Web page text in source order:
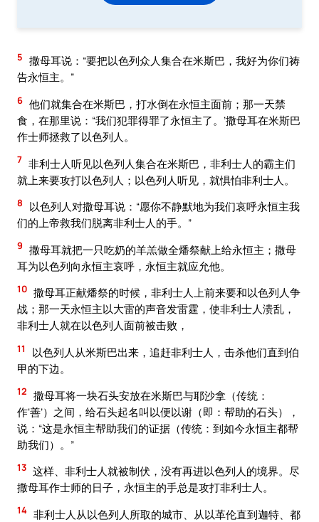
5 撒母耳说：“要把以色列众人集合在米斯巴，我好为你们祷
告永恒主。”
6 他们就集合在米斯巴，打水倒在永恒主面前；那一天禁
食，在那里说：“我们犯罪得罪了永恒主了。’撒母耳在米斯巴
作士师拯救了以色列人。
7 非利士人听见以色列人集合在米斯巴，非利士人的霸主们
就上来要攻打以色列人；以色列人听见，就惧怕非利士人。
8
以色列人对撒母耳说：“愿你不静默地为我们哀呼永恒主我
们的上帝救我们脱离非利士人的手。”
9 撒母耳就把一只吃奶的羊羔做全燔祭献上给永恒主；撒母
耳为以色列向永恒主哀呼，永恒主就应允他。
10 撒母耳正献燔祭的时候，非利士人上前来要和以色列人争
战；那一天永恒主以大雷的声音发雷霆，使非利士人溃乱，
非利士人就在以色列人面前被击败，
11
以色列人从米斯巴出来，追赶非利士人，击杀他们直到伯
甲的下边。
12 撒母耳将一块石头安放在米斯巴与耶沙拿（传统：
作‘善’）之间，给石头起名叫以便以谢（即：帮助的石头），
说：“这是永恒主帮助我们的证据（传统：到如今永恒主都帮
助我们）。”
13 这样、非利士人就被制伏，没有再进以色列人的境界。尽
撒母耳作士师的日子，永恒主的手总是攻打非利士人。
14 非利士人从以色列人所取的城市、从以革伦直到迦特、都